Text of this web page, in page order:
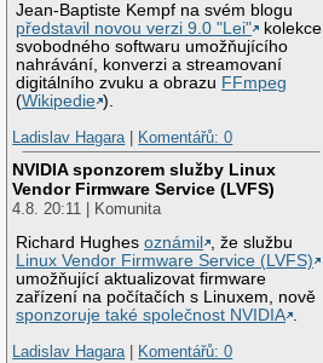
Jean-Baptiste Kempf na svém blogu
představil novou verzi 9.0 "Lei"
kolekce
svobodného softwaru umožňujícího
nahrávání, konverzi a streamovaní
digitálního zvuku a obrazu FFmpeg
(Wikipedie ).
Ladislav Hagara| Komentářů: 0
NVIDIA sponzorem služby Linux
Vendor Firmware Service (LVFS)
4.8. 20:11 | Komunita
Richard Hughesoznámil
, že službu
Linux Vendor Firmware Service (LVFS)
umožňující aktualizovat firmware
zařízení na počítačích s Linuxem, nově
sponzoruje také společnost NVIDIA .
Ladislav Hagara| Komentářů: 0